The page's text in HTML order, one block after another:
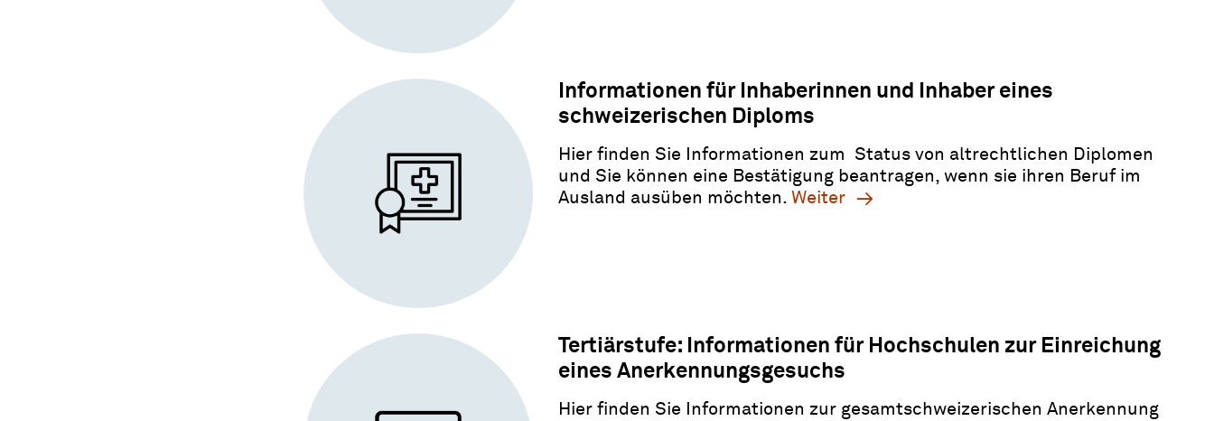
Informationen für Inhaberinnen und Inhaber eines
schweizerischen Diploms
Hier finden Sie Informationen zum Status von altrechtlichen Diplomen
und Sie können eine Bestätigung beantragen, wenn sie ihren Beruf im
Ausland ausüben möchten. Weiter
Tertiärstufe: Informationen für Hochschulen zur Einreichung
eines Anerkennungsgesuchs
Hier finden Sie Informationen zur gesamtschweizerischen Anerkennung